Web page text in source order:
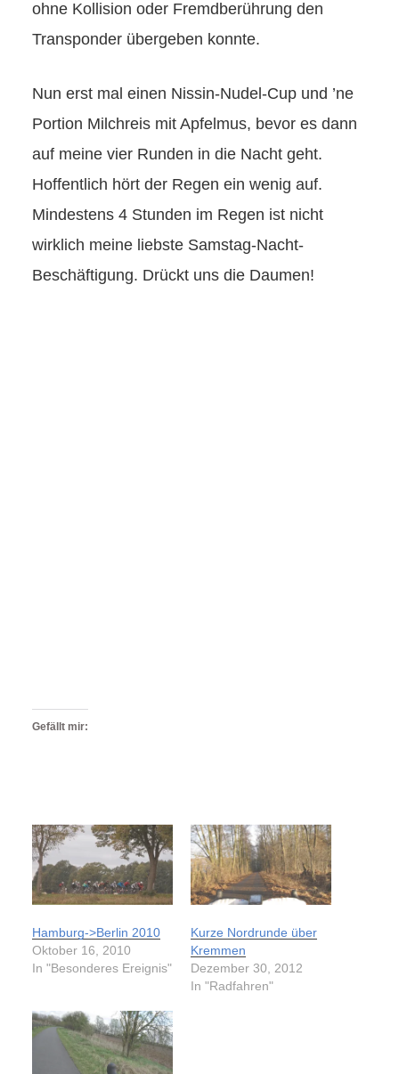
ohne Kollision oder Fremdberührung den
Transponder übergeben konnte.
Nun erst mal einen Nissin-Nudel-Cup und ’ne
Portion Milchreis mit Apfelmus, bevor es dann
auf meine vier Runden in die Nacht geht.
Hoffentlich hört der Regen ein wenig auf.
Mindestens 4 Stunden im Regen ist nicht
wirklich meine liebste Samstag-Nacht-
Beschäftigung. Drückt uns die Daumen!
Gefällt mir:
Hamburg->Berlin 2010
Oktober 16, 2010
In "Besonderes Ereignis"
Kurze Nordrunde über
Kremmen
Dezember 30, 2012
In "Radfahren"